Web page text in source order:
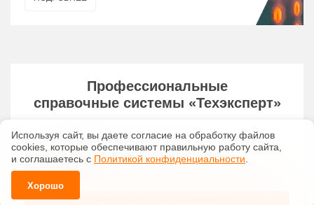
Профессиональные
справочные системы «Техэксперт»
Надежная информационная и правовая поддержка.
Каждому специалисту, в любой области
деятельности.
Используя сайт, вы даете согласие на обработку файлов
сооkiеs, которые обеспечивают правильную работу сайта,
и соглашаетесь с Политикой конфиденциальности
Хорошо